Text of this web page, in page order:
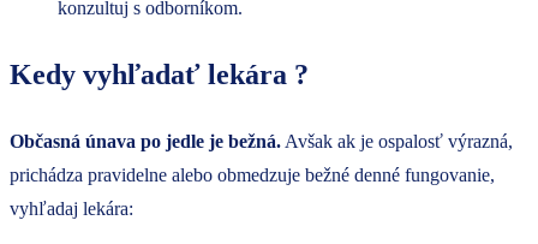
konzultuj s odborníkom.
Kedy vyhľadať lekára ?
Občasná únava po jedle je bežná. Avšak ak je ospalosť výrazná,
prichádza pravidelne alebo obmedzuje bežné denné fungovanie,
vyhľadaj lekára: